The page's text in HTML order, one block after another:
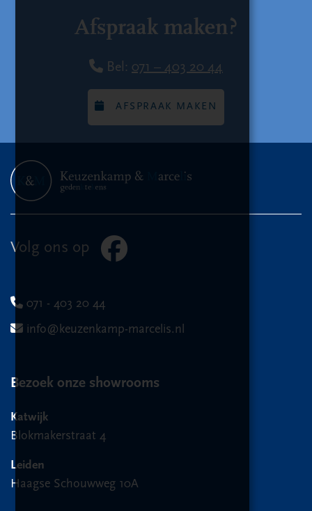
Afspraak maken?
Bel: 071 – 403 20 44
AFSPRAAK MAKEN
Volg ons op
071 - 403 20 44
info@keuzenkamp-marcelis.nl
Bezoek onze showrooms
Katwijk
Blokmakerstraat 4
Leiden
Haagse Schouwweg 10A